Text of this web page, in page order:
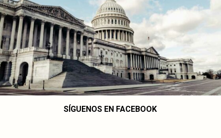
SÍGUENOS EN FACEBOOK